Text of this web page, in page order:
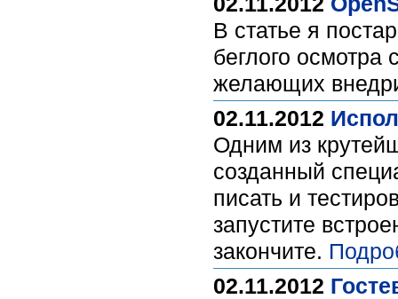
В статье я
беглого
желающих
02.11.2012
Одним из
созданный
писать и
запустите
закончите.
02.11.2012